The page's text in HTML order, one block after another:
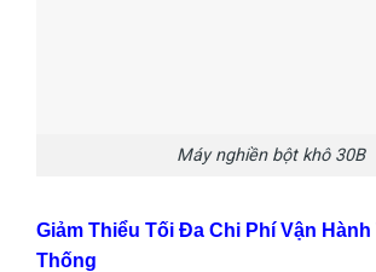
Máy nghiền bột khô 30B
Giảm Thiểu Tối Đa Chi Phí Vận Hành
Thống